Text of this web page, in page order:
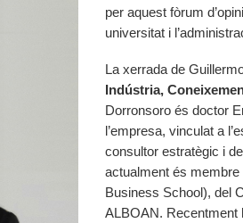
per aquest fòrum
universitat i
La xerrada de
Indústria,
Dorronsoro és doctor
l’empresa, vinculat a
consultor estratègic i
actualment és
Business School), del
ALBOAN. Recentment